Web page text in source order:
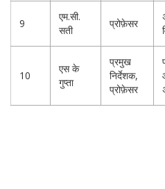
9
एम.सी.
सती
प्रोफ़ेसर
10
एस के
गुप्ता
प्रमुख
निर्देशक,
प्रोफ़ेसर